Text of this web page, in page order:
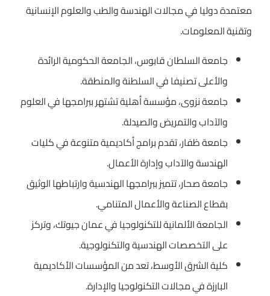
معتمدة دوليا في مجالات الهندسة والطب والعلوم الإنسانية
وتقنية المعلومات.
جامعة السلطان قابوس، الجامعة الحكومية الرائدة
والأعلى تصنيفا في السلطنة والمنطقة.
جامعة نزوى، مؤسسة أهلية تشتهر ببرامجها في العلوم
والآداب والتمريض والصيدلة.
جامعة ظفار، تقدم برامج أكاديمية متنوعة في كليات
الهندسة والآداب وإدارة الأعمال.
جامعة صحار، تتميز ببرامجها الهندسية وارتباطها الوثيق
بقطاع الصناعة والأعمال المتنامي.
الجامعة الألمانية للتكنولوجيا في عمان جيوتك، وتركز
على التخصصات الهندسية والتكنولوجية.
كلية الشرق الأوسط، تعد من المؤسسات الأكاديمية
البارزة في مجالات التكنولوجيا والإدارة.